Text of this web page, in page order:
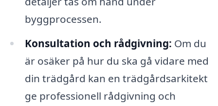
byggprocessen.
Konsultation och rådgivning: Om du
är osäker på hur du ska gå vidare med
din trädgård kan en trädgårdsarkitekt
ge professionell rådgivning och